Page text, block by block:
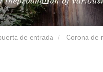
de entrada Corona de